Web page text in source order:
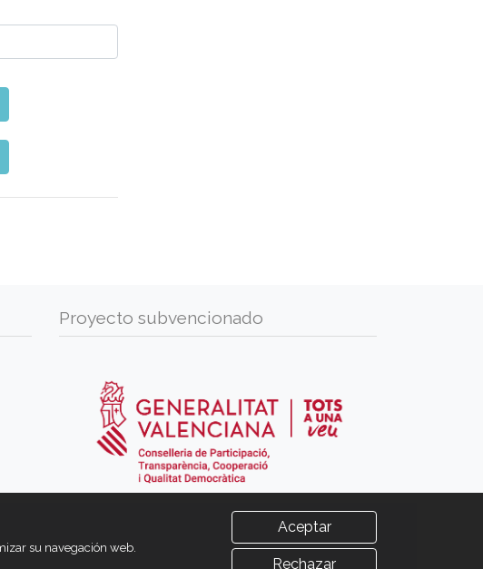
Proyecto subvencionado
su navegación web.
Aceptar
Rechazar